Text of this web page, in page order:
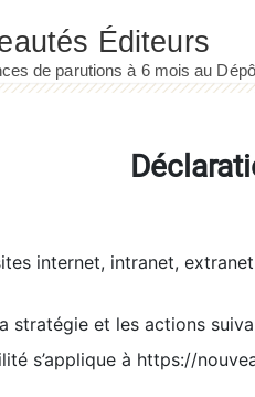
internet, intranet,
stratégie et les actions
s’applique à https://